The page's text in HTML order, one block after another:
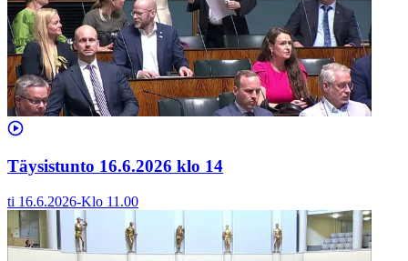
Täysistunto 16.6.2026 klo 14
ti 16.6.2026-Klo 11.00